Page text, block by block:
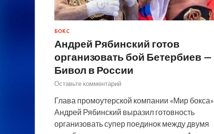
БОКС
Андрей Рябинский готов
организовать бой Бетербиев —
Бивол в России
Оставьте комментарий
Глава промоутерской компании «Мир бокса»
Андрей Рябинский выразил готовность
организовать супер поединок между двумя